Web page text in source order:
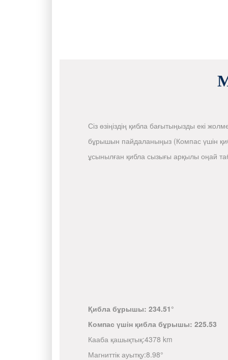
Сіз өзіңіздің қибла бағытыңызды екі
бұрышын пайдаланыңыз (Компас үшін
ұсынылған қибла сызығы арқылы оңай
Қибла бұрышы: 234.51°
Компас үшін қибла бұрышы: 225.53
Кааба қашықтық:4378 km
Магниттік ауытқу:8.98°